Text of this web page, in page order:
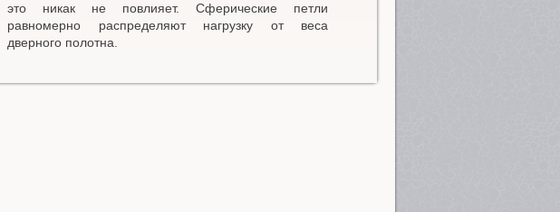
это никак не повлияет. Сферические петли
равномерно распределяют нагрузку от веса
дверного полотна.